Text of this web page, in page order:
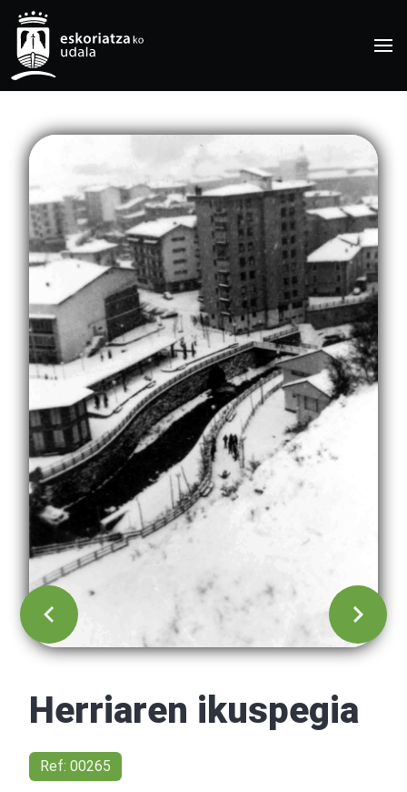
Herriaren ikuspegia
Ref: 00265